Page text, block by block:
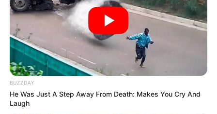
BUZZDAY
He Was Just A Step Away From Death: Makes You Cry And
Laugh